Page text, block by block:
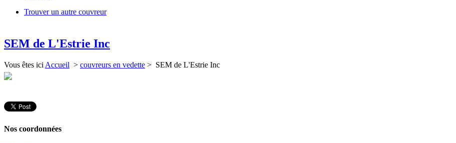
Trouver un autre couvreur
SEM de L'Estrie Inc
Vous êtes ici Accueil > couvreurs en vedette > SEM de L'Estrie Inc
Nos coordonnées